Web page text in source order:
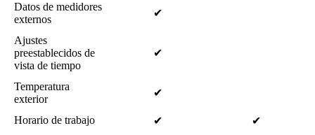
Datos de medidores
externos
✔
Ajustes
preestablecidos de
vista de tiempo
✔
Temperatura
exterior
✔
Horario de trabajo ✔
✔